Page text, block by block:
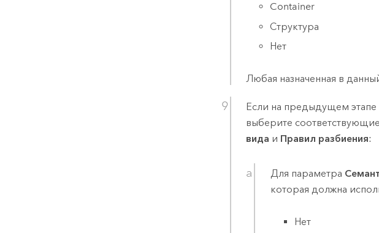
Container
Структура
Нет
Любая назначенная в
Если на предыдущем
выберите
вида и Правил разбиения:
Для параметра
которая должна
Нет